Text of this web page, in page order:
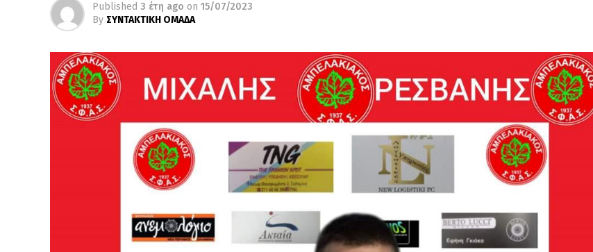
Published 3 έτη ago on 15/07/2023
By ΣΥΝΤΑΚΤΙΚΗ ΟΜΑΔΑ